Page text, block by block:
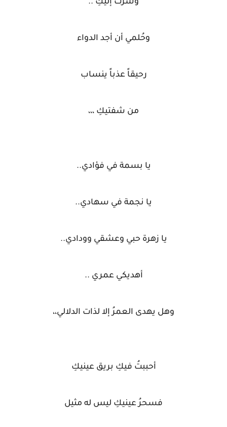
وسرت إليكِ ..
وحُلمي أن أجد الدواء
رحيقاً عذباً ينساب
من شفتيكِ ،،،
يا بسمة في فؤادي..
يا نجمة في سهادي..
يا زهرة حبي وعشقي وودادي..
أهديكي عمري ..
وهل يهدى العمرُ إلا لذات الدلالي،،
أحببتُ فيكِ بريق عينيكِ
فسحرُ عينيكِ ليس له مثيل